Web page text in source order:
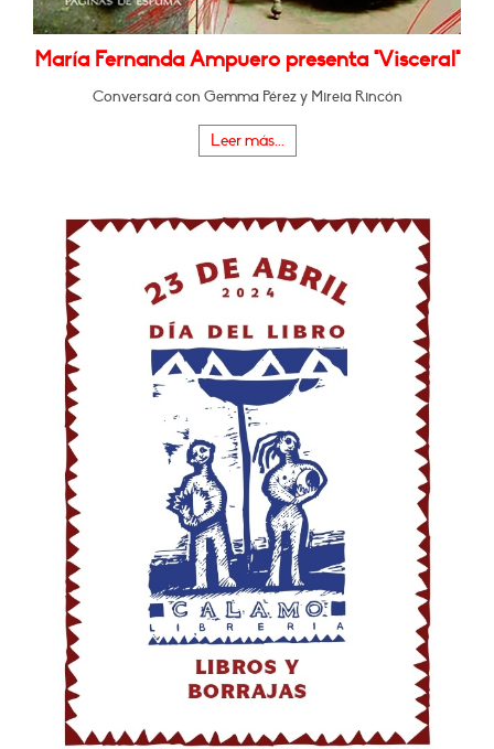
María Fernanda Ampuero presenta "Visceral"
Conversará con Gemma Pérez y Mireia Rincón
Leer más...